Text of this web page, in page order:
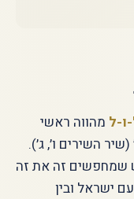
ו-ל מהווה ראשי
(שיר השירים ו׳, ג׳).
שמחפשים זה את זה
ישראל ובין